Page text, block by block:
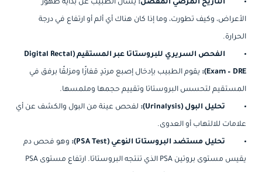
التاريخ المرضي المفصل: يسأل الطبيب عن بداية ظهور
الأعراض، وكيف تطورت، وما إذا كان هناك أي ألم أو ارتفاع في درجة
الحرارة.
الفحص السريري للبروستاتا عبر المستقيم (Digital Rectal
Exam – DRE): يقوم الطبيب بإدخال إصبع مرتدٍ قفازًا ومزلقًا برفق في
المستقيم لتحسس البروستاتا وتقييم حجمها وملمسها.
تحليل البول (Urinalysis): لفحص عينة من البول والكشف عن أي
علامات للالتهاب أو العدوى.
تحليل مستضد البروستاتا النوعي (PSA Test): وهو فحص دم
يقيس مستوى بروتين PSA الذي تنتجه البروستاتا. ارتفاع مستوى PSA